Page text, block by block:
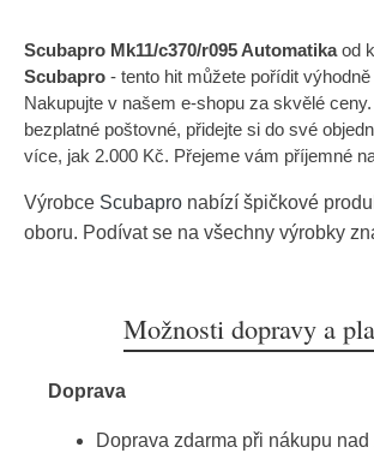
Scubapro Mk11/c370/r095 Automatikaod
Scubapro - tento hit můžete pořídit
Nakupujte v našem e-shopu za skvělé
bezplatné poštovné, přidejte si do své
více, jak 2.000 Kč. Přejeme vám příjemné
Výrobce Scubapro nabízí špičkové
oboru. Podívat se na všechny výrobky
Možnosti dopravy a
Doprava
Doprava zdarma při nákupu